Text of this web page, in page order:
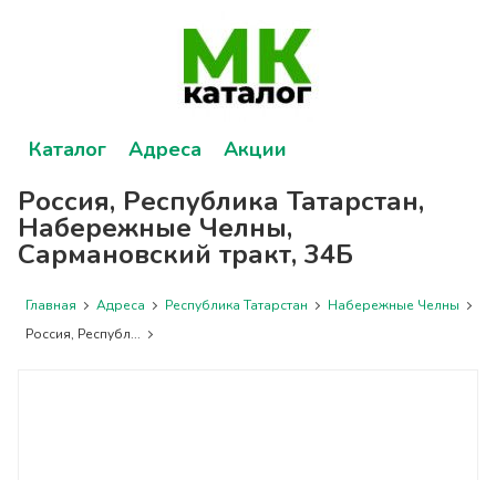
Каталог Адреса Акции
Россия, Республика Татарстан,
Набережные Челны,
Сармановский тракт, 34Б
Главная Адреса Республика Татарстан
Набережные Челны
Россия, Республ...